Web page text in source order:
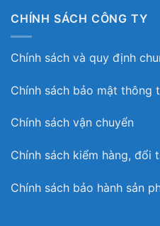
CHÍNH SÁCH CÔNG TY
Chính sách và quy định
Chính sách bảo mật thông
Chính sách vận chuyển
Chính sách kiểm hàng, đổi
Chính sách bảo hành sản